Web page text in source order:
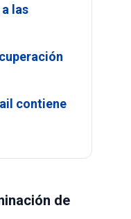
las
contiene
de